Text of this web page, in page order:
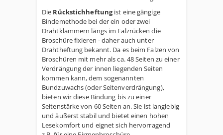
Die Rückstichheftungist eine gängige
Bindemethode bei der ein oder zwei
Drahtklammern längs im Falzrücken die
Broschüre fixieren - daher auch unter
Drahtheftung bekannt. Da es beim Falzen von
Broschüren mit mehr als ca. 48 Seiten zu einer
Verdrängung der innen liegenden Seiten
kommen kann, dem sogenannten
Bundzuwachs (oder Seitenverdrängung),
bieten wir diese Bindung bis zu einer
Seitenstärke von 60 Seiten an. Sie ist langlebig
und äußerst stabil und bietet einen hohen
Lesekomfort und eignet sich hervorragend